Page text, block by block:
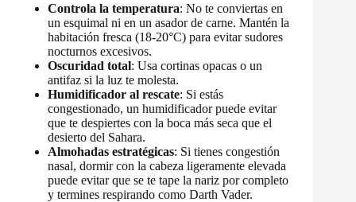
Controla la temperatura: No te conviertas en
un esquimal ni en un asador de carne. Mantén la
habitación fresca (18-20°C) para evitar sudores
nocturnos excesivos.
Oscuridad total: Usa cortinas opacas o un
antifaz si la luz te molesta.
Humidificador al rescate: Si estás
congestionado, un humidificador puede evitar
que te despiertes con la boca más seca que el
desierto del Sahara.
Almohadas estratégicas: Si tienes congestión
nasal, dormir con la cabeza ligeramente elevada
puede evitar que se te tape la nariz por completo
y termines respirando como Darth Vader.